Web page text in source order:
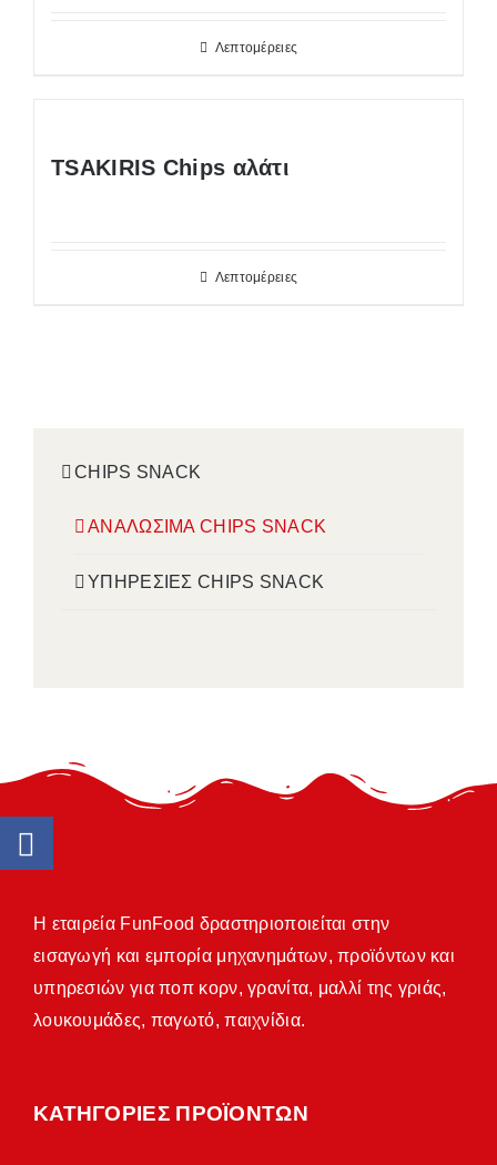
Λεπτομέρειες
TSAKIRIS Chips αλάτι
Λεπτομέρειες
CHIPS SNACK
ΑΝΑΛΩΣΙΜΑ CHIPS SNACK
ΥΠΗΡΕΣΙΕΣ CHIPS SNACK
Η εταιρεία FunFood δραστηριοποιείται στην
εισαγωγή και εμπορία μηχανημάτων, προϊόντων και
υπηρεσιών για ποπ κορν, γρανίτα, μαλλί της γριάς,
λουκουμάδες, παγωτό, παιχνίδια.
ΚΑΤΗΓΟΡΙΕΣ ΠΡΟΪΟΝΤΩΝ